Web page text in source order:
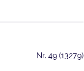
Nr. 49 (13279)